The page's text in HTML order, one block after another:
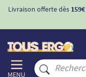
-10%avec le code "
MENU